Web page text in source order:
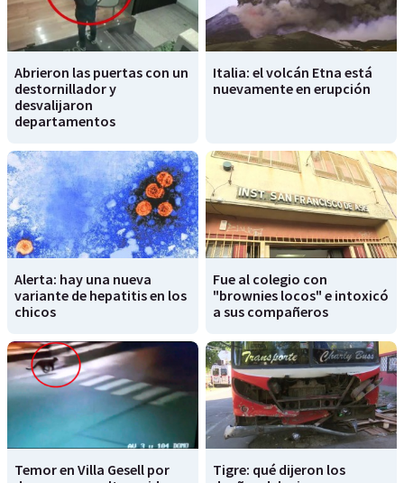
Abrieron las puertas con un
destornillador y
desvalijaron
departamentos
Italia: el volcán Etna está
nuevamente en erupción
Alerta: hay una nueva
variante de hepatitis en los
chicos
Fue al colegio con
"brownies locos" e intoxicó
a sus compañeros
Temor en Villa Gesell por
Tigre: qué dijeron los